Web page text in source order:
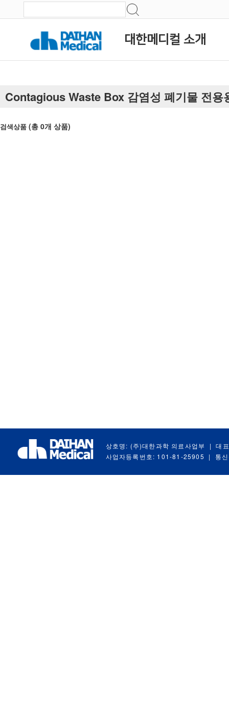
대한메디컬 소개
Contagious Waste Box 감염성 폐기물 전용
검색상품 (총 0개 상품)
상호명: (주)대한과학 의료사업부 |
대
사업자등록번호: 101-81-25905
| 통